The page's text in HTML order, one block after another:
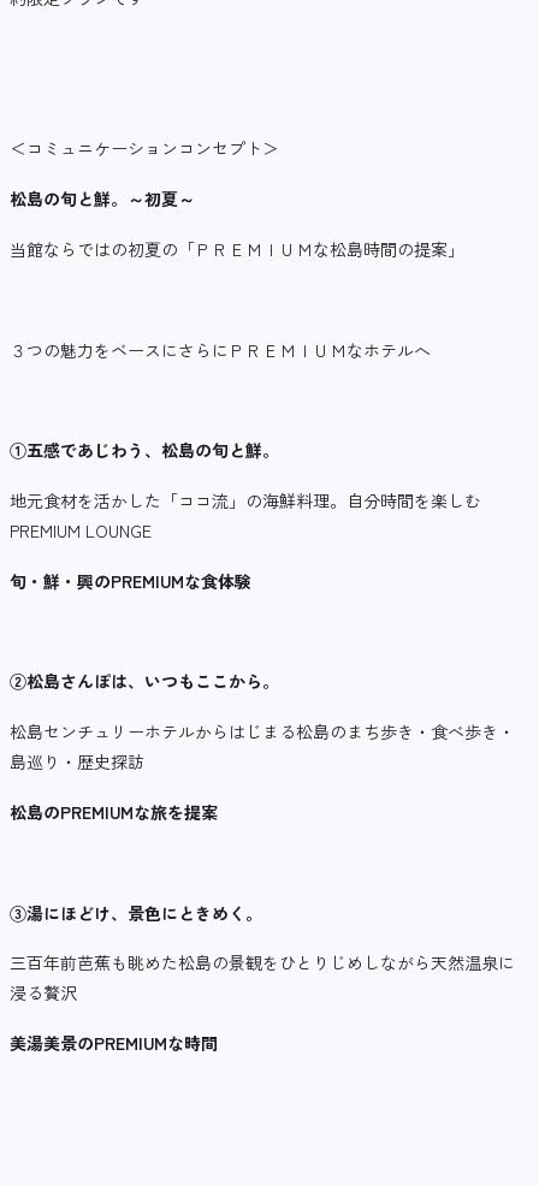
＜コミュニケーションコンセプト＞
松島の旬と鮮。～初夏～
当館ならではの初夏の「ＰＲＥＭＩＵＭな松島時間の提案」
３つの魅力をベースにさらにＰＲＥＭＩＵＭなホテルへ
①五感であじわう、松島の旬と鮮。
地元食材を活かした「ココ流」の海鮮料理。自分時間を楽しむ
PREMIUM LOUNGE
旬・鮮・興のPREMIUMな食体験
②松島さんぽは、いつもここから。
松島センチュリーホテルからはじまる松島のまち歩き・食べ歩き・
島巡り・歴史探訪
松島のPREMIUMな旅を提案
③湯にほどけ、景色にときめく。
三百年前芭蕉も眺めた松島の景観をひとりじめしながら天然温泉に
浸る贅沢
美湯美景のPREMIUMな時間